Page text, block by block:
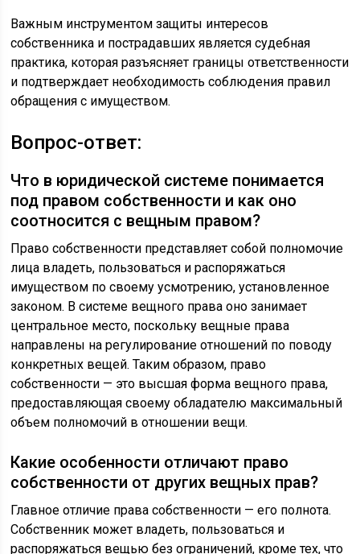
Важным инструментом защиты интересов
собственника и пострадавших является судебная
практика, которая разъясняет границы ответственности
и подтверждает необходимость соблюдения правил
обращения с имуществом.
Вопрос-ответ:
Что в юридической системе понимается
под правом собственности и как оно
соотносится с вещным правом?
Право собственности представляет собой полномочие
лица владеть, пользоваться и распоряжаться
имуществом по своему усмотрению, установленное
законом. В системе вещного права оно занимает
центральное место, поскольку вещные права
направлены на регулирование отношений по поводу
конкретных вещей. Таким образом, право
собственности — это высшая форма вещного права,
предоставляющая своему обладателю максимальный
объем полномочий в отношении вещи.
Какие особенности отличают право
собственности от других вещных прав?
Главное отличие права собственности — его полнота.
Собственник может владеть, пользоваться и
распоряжаться вещью без ограничений, кроме тех, что